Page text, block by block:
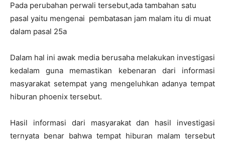
Pada perubahan perwali tersebut,ada tambahan satu
pasal yaitu mengenai pembatasan jam malam itu di muat
dalam pasal 25a
Dalam hal ini awak media berusaha melakukan investigasi
kedalam guna memastikan kebenaran dari informasi
masyarakat setempat yang mengeluhkan adanya tempat
hiburan phoenix tersebut.
Hasil informasi dari masyarakat dan hasil investigasi
ternyata benar bahwa tempat hiburan malam tersebut